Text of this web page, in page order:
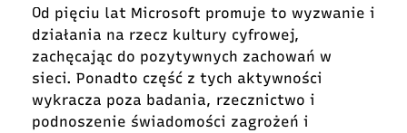
Od pięciu lat Microsoft promuje to wyzwanie i
działania na rzecz kultury cyfrowej,
zachęcając do pozytywnych zachowań w
sieci. Ponadto część z tych aktywności
wykracza poza badania, rzecznictwo i
podnoszenie świadomości zagrożeń i